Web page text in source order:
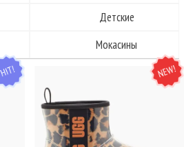
Детские
Мокасины
HIT NEW